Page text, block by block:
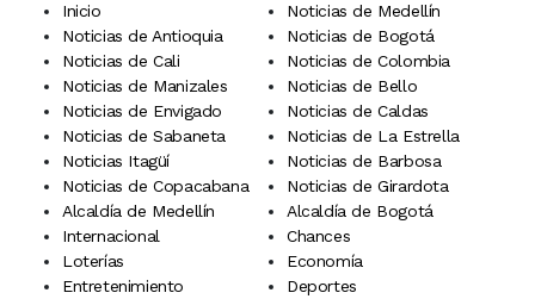
Inicio
Noticias de Medellín
Noticias de Antioquia
Noticias de Bogotá
Noticias de Cali
Noticias de Colombia
Noticias de Manizales
Noticias de Bello
Noticias de Envigado
Noticias de Caldas
Noticias de Sabaneta
Noticias de La Estrella
Noticias Itagüí
Noticias de Barbosa
Noticias de Copacabana
Noticias de Girardota
Alcaldía de Medellín
Alcaldía de Bogotá
Internacional
Chances
Loterías
Economía
Entretenimiento
Deportes